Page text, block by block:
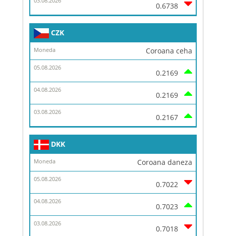
0.6738
CZK
Coroana ceha
0.2169
0.2169
0.2167
DKK
Coroana daneza
0.7022
0.7023
0.7018